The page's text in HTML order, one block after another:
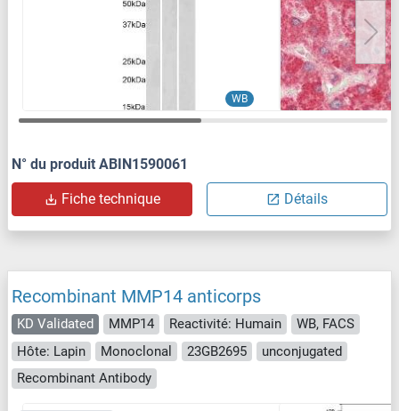
WB
N° du produit ABIN1590061
Fiche technique Détails
Recombinant MMP14 anticorps
KD Validated MMP14 Reactivité: Humain
WB, FACS
Hôte: Lapin
Monoclonal 23GB2695
unconjugated
Recombinant Antibody